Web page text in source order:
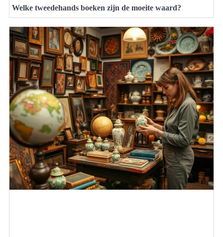
Welke tweedehands boeken zijn de moeite waard?